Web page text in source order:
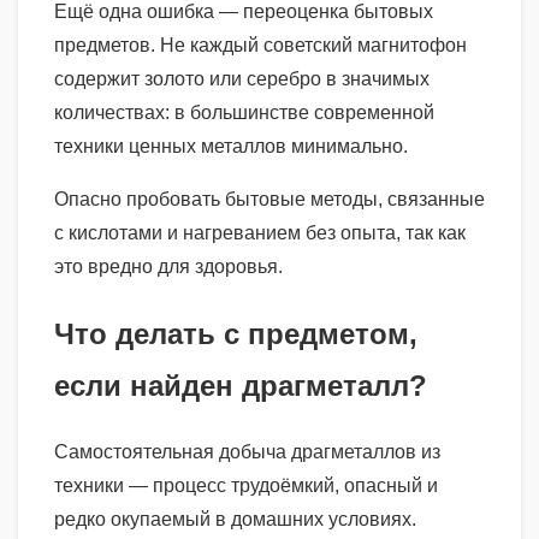
Ещё одна ошибка — переоценка бытовых
предметов. Не каждый советский магнитофон
содержит золото или серебро в значимых
количествах: в большинстве современной
техники ценных металлов минимально.
Опасно пробовать бытовые методы, связанные
с кислотами и нагреванием без опыта, так как
это вредно для здоровья.
Что делать с предметом,
если найден драгметалл?
Самостоятельная добыча драгметаллов из
техники — процесс трудоёмкий, опасный и
редко окупаемый в домашних условиях.